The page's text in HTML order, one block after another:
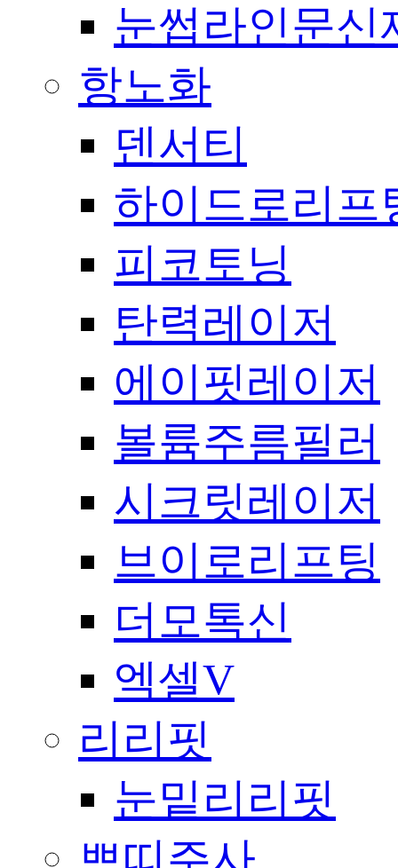
눈썹라인문신
항노화
덴서티
하이드로리프
피코토닝
탄력레이저
에이핏레이저
볼륨주름필러
시크릿레이저
브이로리프팅
더모톡신
엑셀V
리리핏
눈밑리리핏